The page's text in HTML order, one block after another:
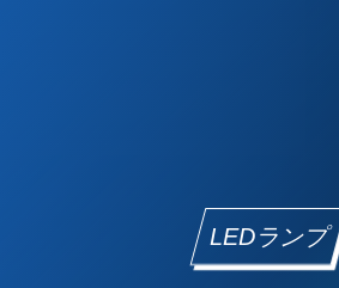
LEDランプ